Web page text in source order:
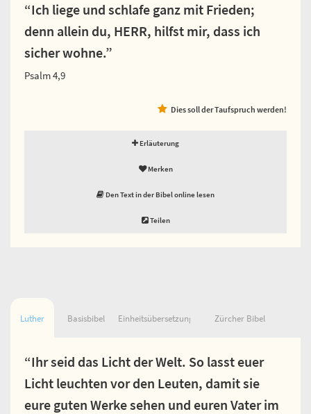
“Ich liege und schlafe ganz mit Frieden;
denn allein du, HERR, hilfst mir, dass ich
sicher wohne.”
Psalm 4,9
Dies soll der Taufspruch werden!
Erläuterung
Merken
Den Text in der Bibel online lesen
Teilen
Luther Basisbibel Einheitsübersetzung Zürcher Bibel
“Ihr seid das Licht der Welt. So lasst euer
Licht leuchten vor den Leuten, damit sie
eure guten Werke sehen und euren Vater im